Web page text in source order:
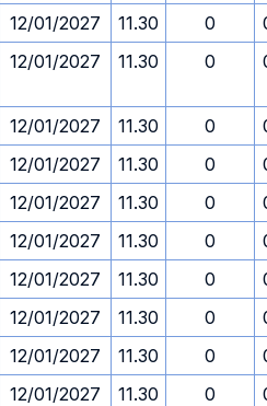
12/01/2027 11.30 0
12/01/2027 11.30 0
12/01/2027 11.30 0
12/01/2027 11.30 0
12/01/2027 11.30 0
12/01/2027 11.30 0
12/01/2027 11.30 0
12/01/2027 11.30 0
12/01/2027 11.30 0
12/01/2027 11.30 0